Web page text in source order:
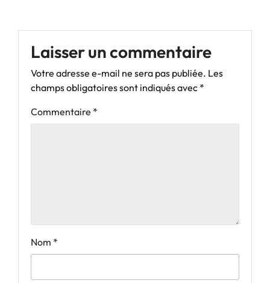
Laisser un commentaire
Votre adresse e-mail ne sera pas publiée. Les
champs obligatoires sont indiqués avec *
Commentaire *
Nom *